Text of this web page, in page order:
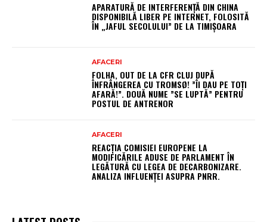
APARATURĂ DE INTERFERENȚĂ DIN CHINA
DISPONIBILĂ LIBER PE INTERNET, FOLOSITĂ
ÎN „JAFUL SECOLULUI” DE LA TIMIȘOARA
AFACERI
FOLHA, OUT DE LA CFR CLUJ DUPĂ
ÎNFRÂNGEREA CU TROMSØ! ”ÎI DAU PE TOȚI
AFARĂ!”. DOUĂ NUME ”SE LUPTĂ” PENTRU
POSTUL DE ANTRENOR
AFACERI
REACȚIA COMISIEI EUROPENE LA
MODIFICĂRILE ADUSE DE PARLAMENT ÎN
LEGĂTURĂ CU LEGEA DE DECARBONIZARE.
ANALIZA INFLUENȚEI ASUPRA PNRR.